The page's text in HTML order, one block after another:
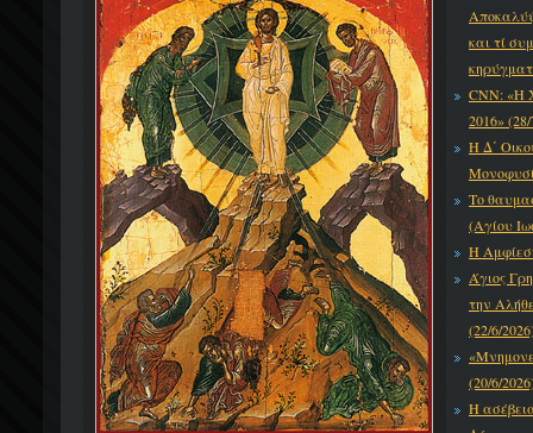
και τί
CNN: «Η
2016»
Η Δ΄
Το
(Αγίου
Η
Άγιος
την
(22/6/
(20/6/
Η